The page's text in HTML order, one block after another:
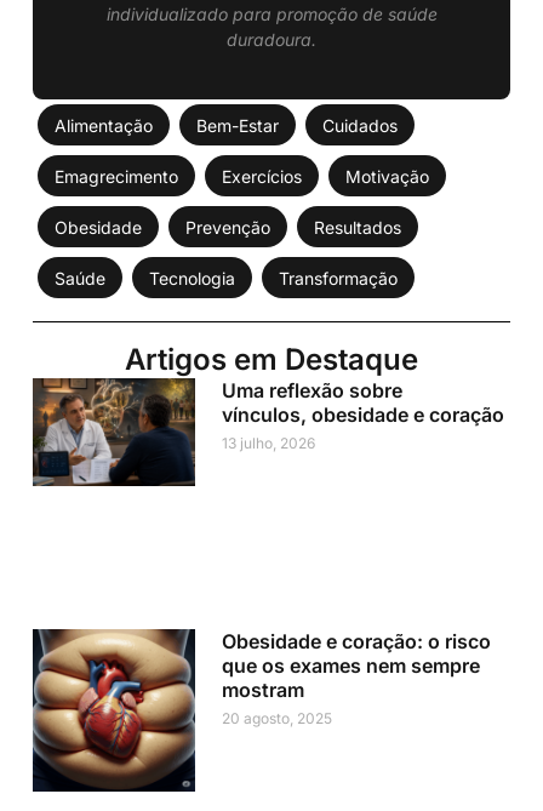
individualizado para promoção de saúde
duradoura.
Alimentação Bem-Estar Cuidados
Emagrecimento Exercícios Motivação
Obesidade Prevenção Resultados
Saúde Tecnologia Transformação
Artigos em Destaque
Uma reflexão sobre
vínculos, obesidade e coração
13 julho, 2026
Obesidade e coração: o risco
que os exames nem sempre
mostram
20 agosto, 2025